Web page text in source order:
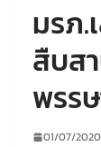
มรภ.
สืบส
พรร
01/07/2020